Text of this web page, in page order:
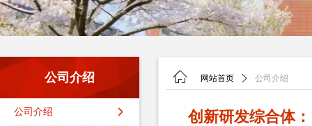
ꀇ 网站首页 ꄲ 公司介绍
创新研发综合体
公司介绍
公司介绍